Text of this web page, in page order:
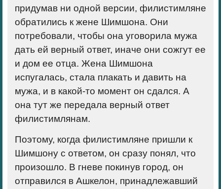
придумав ни одной версии, филистимляне
обратились к жене Шимшона. Они
потребовали, чтобы она уговорила мужа
дать ей верный ответ, иначе они сожгут ее
и дом ее отца. Жена Шимшона
испугалась, стала плакать и давить на
мужа, и в какой-то момент он сдался. А
она тут же передала верный ответ
филистимлянам.
Поэтому, когда филистимляне пришли к
Шимшону с ответом, он сразу понял, что
произошло. В гневе покинув город, он
отправился в Ашкелон, принадлежавший